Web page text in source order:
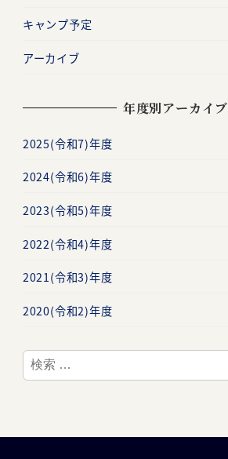
キャンプ予定
アーカイブ
年度別アーカイブ
2025(令和7)年度
2024(令和6)年度
2023(令和5)年度
2022(令和4)年度
2021(令和3)年度
2020(令和2)年度
検
索